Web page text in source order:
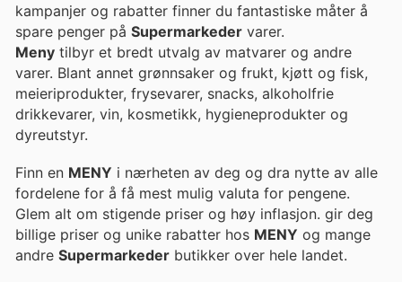
kampanjer og rabatter finner du fantastiske måter å
spare penger på Supermarkeder varer.
Meny tilbyr et bredt utvalg av matvarer og andre
varer. Blant annet grønnsaker og frukt, kjøtt og fisk,
meieriprodukter, frysevarer, snacks, alkoholfrie
drikkevarer, vin, kosmetikk, hygieneprodukter og
dyreutstyr.
Finn en MENY i nærheten av deg og dra nytte av alle
fordelene for å få mest mulig valuta for pengene.
Glem alt om stigende priser og høy inflasjon. gir deg
billige priser og unike rabatter hos MENY og mange
andre Supermarkeder butikker over hele landet.